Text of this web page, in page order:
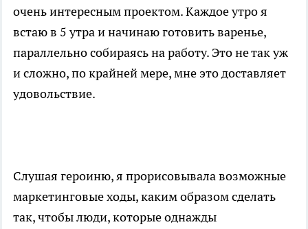
очень интересным проектом. Каждое утро я
встаю в 5 утра и начинаю готовить варенье,
параллельно собираясь на работу. Это не так уж
и сложно, по крайней мере, мне это доставляет
удовольствие.
Слушая героиню, я прорисовывала возможные
маркетинговые ходы, каким образом сделать
так, чтобы люди, которые однажды